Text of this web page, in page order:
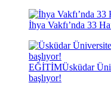
İhya Vakfı’nda 33
EĞİTİMÜsküdar
başlıyor!